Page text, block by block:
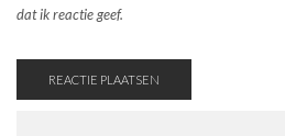
dat ik reactie geef.